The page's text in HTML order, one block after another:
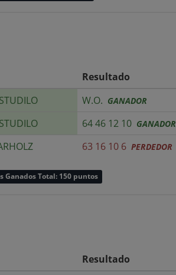
Resultado
W.O. GANADOR
64 46 12 10 GANADOR
63 16 10 6 PERDEDOR
Ganados Total: 150 puntos
Resultado